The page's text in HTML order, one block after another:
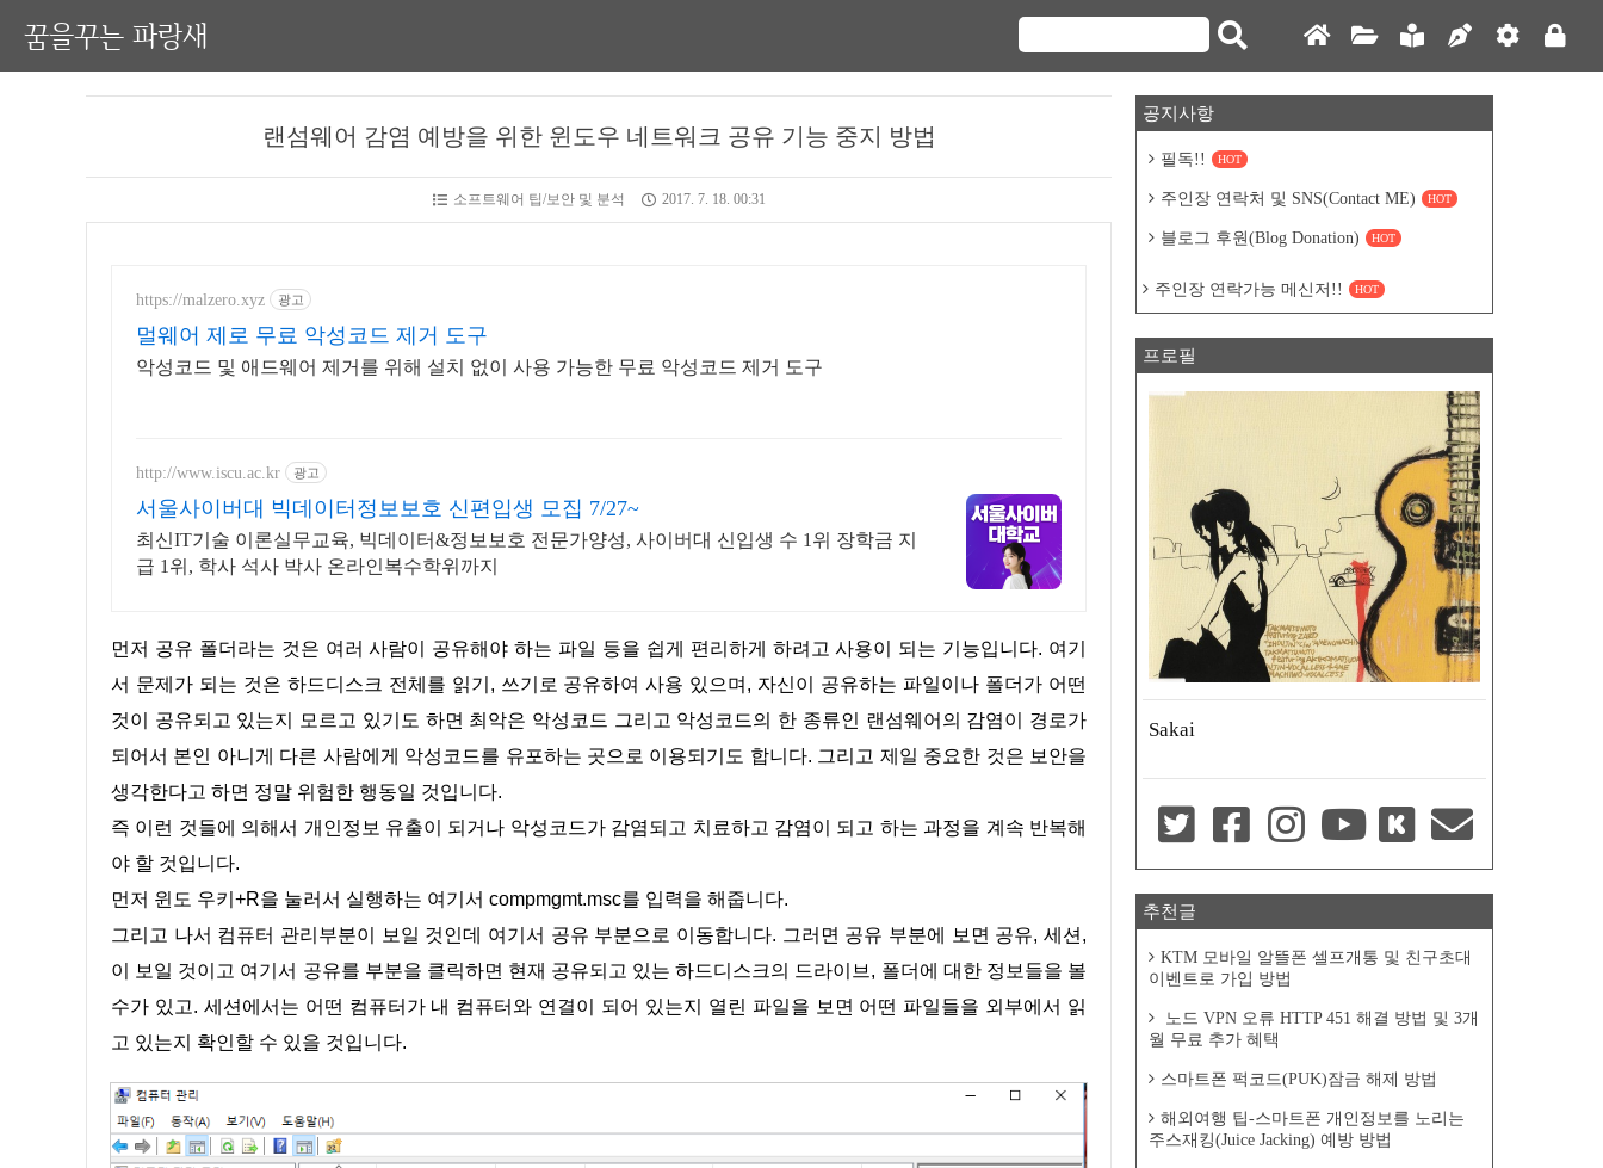
꿈을꾸는 파랑새
랜섬웨어 감염 예방을 위한 윈도우 네트워크 공유 기능 중지 방법
소프트웨어 팁/보안 및 분석 2017. 7. 18. 00:31
https://malzero.xyz 광고
멀웨어 제로 무료 악성코드 제거 도구
악성코드 및 애드웨어 제거를 위해 설치 없이 사용 가능한 무료 악성코드 제거 도구
http://www.iscu.ac.kr 광고
서울사이버대 빅데이터정보보호 신편입생 모집 7/27~
최신IT기술 이론실무교육, 빅데이터&정보보호 전문가양성, 사이버대 신입생 수 1위 장학금 지
급 1위, 학사 석사 박사 온라인복수학위까지
먼저 공유 폴더라는 것은 여러 사람이 공유해야 하는 파일 등을 쉽게 편리하게 하려고 사용이 되는 기능입니다. 여기
서 문제가 되는 것은 하드디스크 전체를 읽기, 쓰기로 공유하여 사용 있으며, 자신이 공유하는 파일이나 폴더가 어떤
것이 공유되고 있는지 모르고 있기도 하면 최악은 악성코드 그리고 악성코드의 한 종류인 랜섬웨어의 감염이 경로가
되어서 본인 아니게 다른 사람에게 악성코드를 유포하는 곳으로 이용되기도 합니다. 그리고 제일 중요한 것은 보안을
생각한다고 하면 정말 위험한 행동일 것입니다.
즉 이런 것들에 의해서 개인정보 유출이 되거나 악성코드가 감염되고 치료하고 감염이 되고 하는 과정을 계속 반복해
야 할 것입니다.
먼저 윈도 우키+R을 눌러서 실행하는 여기서 compmgmt.msc를 입력을 해줍니다.
그리고 나서 컴퓨터 관리부분이 보일 것인데 여기서 공유 부분으로 이동합니다. 그러면 공유 부분에 보면 공유, 세션,
이 보일 것이고 여기서 공유를 부분을 클릭하면 현재 공유되고 있는 하드디스크의 드라이브, 폴더에 대한 정보들을 볼
수가 있고. 세션에서는 어떤 컴퓨터가 내 컴퓨터와 연결이 되어 있는지 열린 파일을 보면 어떤 파일들을 외부에서 읽
고 있는지 확인할 수 있을 것입니다.
공지사항
필독!! HOT
주인장 연락처 및 SNS(Contact ME) HOT
블로그 후원(Blog Donation) HOT
주인장 연락가능 메신저!! HOT
프로필
Sakai
추천글
KTM 모바일 알뜰폰 셀프개통 및 친구초대
이벤트로 가입 방법
노드 VPN 오류 HTTP 451 해결 방법 및 3개
월 무료 추가 혜택
스마트폰 퍽코드(PUK)잠금 해제 방법
해외여행 팁-스마트폰 개인정보를 노리는
주스재킹(Juice Jacking) 예방 방법